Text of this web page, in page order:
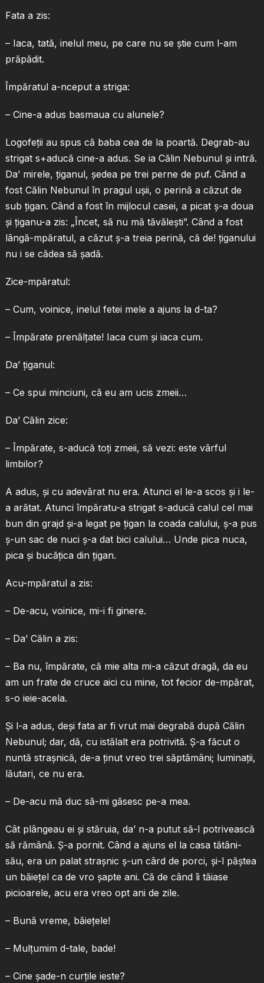
Fata a zis:
– Iaca, tată, inelul meu, pe care nu se ştie cum l-am
prăpădit.
Împăratul a-nceput a striga:
– Cine-a adus basmaua cu alunele?
Logofeţii au spus că baba cea de la poartă. Degrab-au
strigat s+aducă cine-a adus. Se ia Călin Nebunul şi intră.
Da’ mirele, ţiganul, şedea pe trei perne de puf. Când a
fost Călin Nebunul în pragul uşii, o perină a căzut de
sub ţigan. Când a fost în mijlocul casei, a picat ş-a doua
şi ţiganu-a zis: „Încet, să nu mă tăvăleşti”. Când a fost
lângă-mpăratul, a căzut ş-a treia perină, că de! ţiganului
nu i se cădea să şadă.
Zice-mpăratul:
– Cum, voinice, inelul fetei mele a ajuns la d-ta?
– Împărate prenălţate! Iaca cum şi iaca cum.
Da’ ţiganul:
– Ce spui minciuni, că eu am ucis zmeii…
Da’ Călin zice:
– Împărate, s-aducă toţi zmeii, să vezi: este vârful
limbilor?
A adus, şi cu adevărat nu era. Atunci el le-a scos şi i le-
a arătat. Atunci împăratu-a strigat s-aducă calul cel mai
bun din grajd şi-a legat pe ţigan la coada calului, ş-a pus
ş-un sac de nuci ş-a dat bici calului… Unde pica nuca,
pica şi bucăţica din ţigan.
Acu-mpăratul a zis:
– De-acu, voinice, mi-i fi ginere.
– Da’ Călin a zis:
– Ba nu, împărate, că mie alta mi-a căzut dragă, da eu
am un frate de cruce aici cu mine, tot fecior de-mpărat,
s-o ieie-acela.
Şi l-a adus, deşi fata ar fi vrut mai degrabă după Călin
Nebunul; dar, dă, cu istălalt era potrivită. Ş-a făcut o
nuntă straşnică, de-a ţinut vreo trei săptămâni; luminaţii,
lăutari, ce nu era.
– De-acu mă duc să-mi găsesc pe-a mea.
Cât plângeau ei şi stăruia, da’ n-a putut să-l potrivească
să rămână. Ş-a pornit. Când a ajuns el la casa tătâni-
său, era un palat straşnic ş-un cârd de porci, şi-l păştea
un băieţel ca de vro şapte ani. Că de când îi tăiase
picioarele, acu era vreo opt ani de zile.
– Bună vreme, băieţele!
– Mulţumim d-tale, bade!
– Cine şade-n curţile ieste?